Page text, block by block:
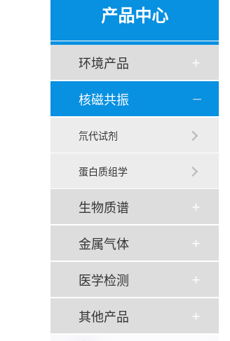
产品中心
环境产品
核磁共振
氘代试剂
蛋白质组学
生物质谱
金属气体
医学检测
其他产品